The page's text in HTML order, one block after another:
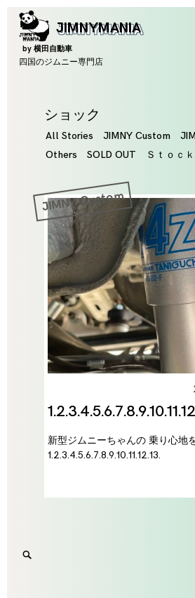
Skip
to
content
JIMNYMANIA
by 横田自動車
四国のジムニー専門店
toggle
open/close
sidebar
Tag
ショック
All Stories JIMNY Custom
Others
SOLD OUT Ｓｔｏｃ
新型ジムニーちゃんの 乗り心地
1.2.3.4.5.6.7.8.9.10.11.12.13.
JIMNY Custom
Search